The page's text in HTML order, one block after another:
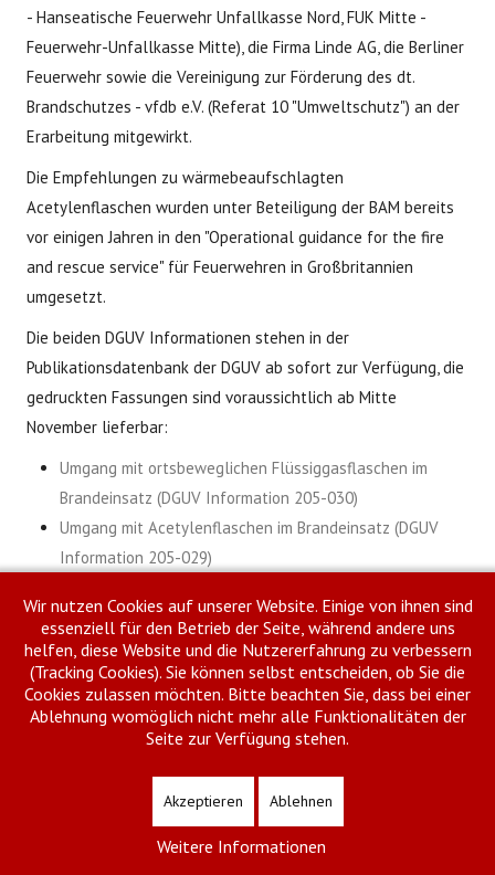
- Hanseatische Feuerwehr Unfallkasse Nord, FUK Mitte -
Feuerwehr-Unfallkasse Mitte), die Firma Linde AG, die Berliner
Feuerwehr sowie die Vereinigung zur Förderung des dt.
Brandschutzes - vfdb e.V. (Referat 10 "Umweltschutz") an der
Erarbeitung mitgewirkt.
Die Empfehlungen zu wärmebeaufschlagten
Acetylenflaschen wurden unter Beteiligung der BAM bereits
vor einigen Jahren in den "Operational guidance for the fire
and rescue service" für Feuerwehren in Großbritannien
umgesetzt.
Die beiden DGUV Informationen stehen in der
Publikationsdatenbank der DGUV ab sofort zur Verfügung, die
gedruckten Fassungen sind voraussichtlich ab Mitte
November lieferbar:
Umgang mit ortsbeweglichen Flüssiggasflaschen im
Brandeinsatz (DGUV Information 205-030)
Umgang mit Acetylenflaschen im Brandeinsatz (DGUV
Information 205-029)
Drucken
E-Mail
Weiter
Datenschutzhinweise Meldeportal Feuerwehr
Copyright © 2026 Kreisfeuerwehrverband Siegen-Wittgenstein. Alle Rechte
Wir nutzen Cookies auf unserer Website. Einige von ihnen sind
essenziell für den Betrieb der Seite, während andere uns
helfen, diese Website und die Nutzererfahrung zu verbessern
(Tracking Cookies). Sie können selbst entscheiden, ob Sie die
Cookies zulassen möchten. Bitte beachten Sie, dass bei einer
Ablehnung womöglich nicht mehr alle Funktionalitäten der
Seite zur Verfügung stehen.
Akzeptieren Ablehnen
Weitere Informationen